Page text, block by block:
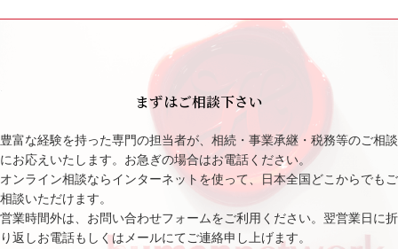
まずはご相談下さい
豊富な経験を持った専門の担当者が、相続・事業承継・税務等のご相談
にお応えいたします。お急ぎの場合はお電話ください。
オンライン相談ならインターネットを使って、日本全国どこからでもご
相談いただけます。
営業時間外は、お問い合わせフォームをご利用ください。翌営業日に折
り返しお電話もしくはメールにてご連絡申し上げます。